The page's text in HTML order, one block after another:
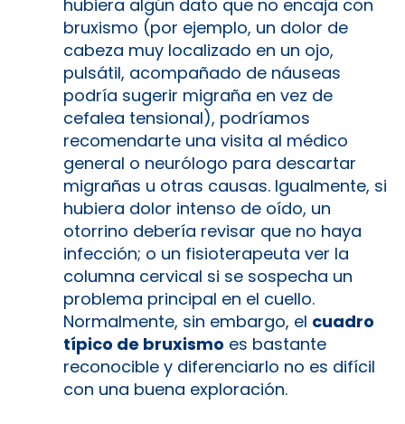
hubiera algún dato que no encaja con
bruxismo (por ejemplo, un dolor de
cabeza muy localizado en un ojo,
pulsátil, acompañado de náuseas
podría sugerir migraña en vez de
cefalea tensional), podríamos
recomendarte una visita al médico
general o neurólogo para descartar
migrañas u otras causas. Igualmente, si
hubiera dolor intenso de oído, un
otorrino debería revisar que no haya
infección; o un fisioterapeuta ver la
columna cervical si se sospecha un
problema principal en el cuello.
Normalmente, sin embargo, el cuadro
típico de bruxismo es bastante
reconocible y diferenciarlo no es difícil
con una buena exploración.